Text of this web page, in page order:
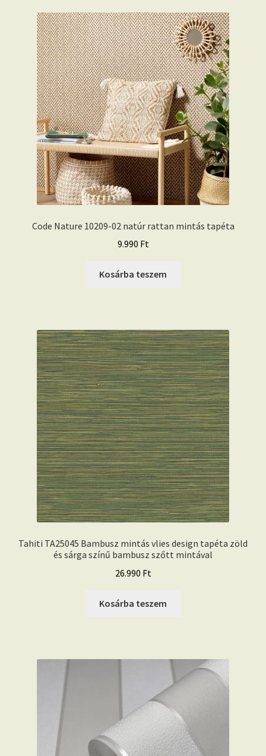
Code Nature 10209-02 natúr rattan mintás tapéta
9.990 Ft
Kosárba teszem
Tahiti TA25045 Bambusz mintás vlies design tapéta zöld
és sárga színű bambusz szőtt mintával
26.990 Ft
Kosárba teszem